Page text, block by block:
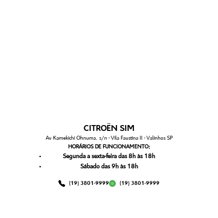
CITROËN SIM
Av Kamekichi Ohnuma, s/n - Vila Faustina II - Valinhos SP
HORÁRIOS DE FUNCIONAMENTO:
Segunda a sexta-feira das 8h às 18h
Sábado das 9h às 18h
(19) 3801-9999 (19) 3801-9999